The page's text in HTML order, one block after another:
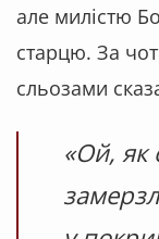
але милістю
старцю. За
сльозами
«Ой, як